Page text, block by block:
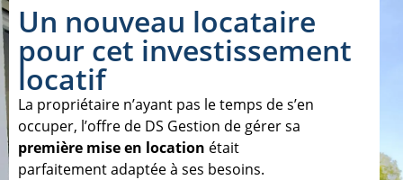
Un nouveau locataire
pour cet investissement
locatif
La propriétaire n’ayant pas le temps de s’en
occuper, l’offre de DS Gestion de gérer sa
première mise en location était
parfaitement adaptée à ses besoins.